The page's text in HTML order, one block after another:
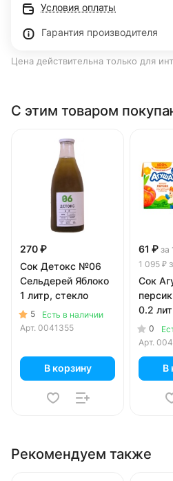
Условия оплаты
Гарантия производителя
Цена действительна только для
С этим товаром
270 ₽
Сок Детокс №06
Сельдерей Яблоко
1 литр, стекло
5
Есть в наличии
Арт. 0041355
В корзину
61 ₽ за
1 095 ₽
Сок
0.2
уп.0
Арт.
В
Рекомендуем также